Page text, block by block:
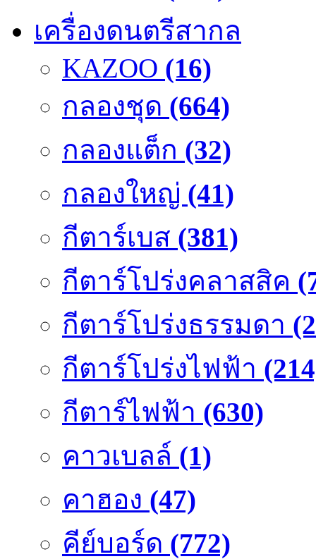
เครื่องดนตรีสากล
KAZOO (16)
กลองชุด (664)
กลองแต็ก (32)
กลองใหญ่ (41)
กีตาร์เบส (381)
กีตาร์โปร่งคลาสสิค
กีตาร์โปร่งธรรมดา
กีตาร์โปร่งไฟฟ้า
กีตาร์ไฟฟ้า (630)
คาวเบลล์ (1)
คาฮอง (47)
คีย์บอร์ด (772)